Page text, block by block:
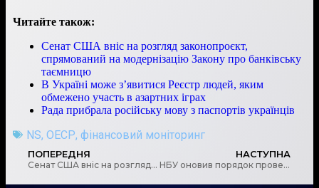
Читайте також:
Сенат США вніс на розгляд законопроєкт,
спрямований на модернізацію Закону про банківську
таємницю
В Україні може з’явитися Реєстр людей, яким
обмежено участь в азартних іграх
Рада прибрала російську мову з паспортів українців
NS, ОЕСР, фінансовий моніторинг
ПОПЕРЕДНЯ
Сенат США вніс на розгляд законопроєкт, спрямований на модернізацію Закону про банківську таємницю
НАСТУПНА
НБУ оновив порядок проведення виїзного та безвиїзного моніторингу об’єктів оверсайта платіжної інфраструктури